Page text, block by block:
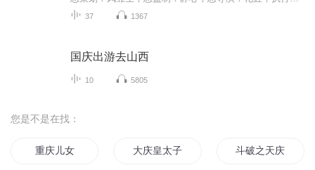
37 1367
国庆出游去山西
10 5805
您是不是在找：
重庆儿女 大庆皇太子 斗破之天庆焰火